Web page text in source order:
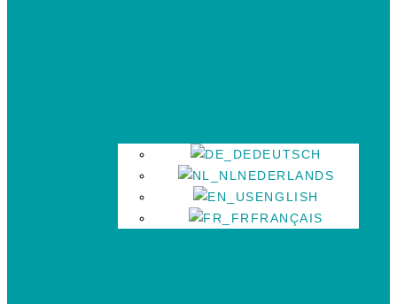
DEUTSCH
NEDERLANDS
ENGLISH
FRANÇAIS